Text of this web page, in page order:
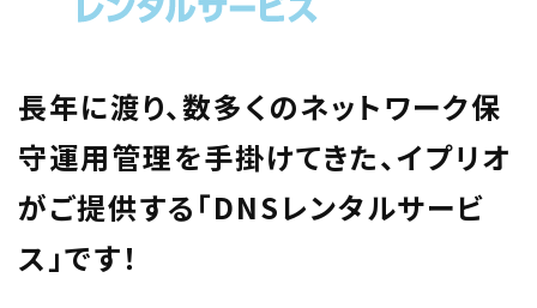
長年に渡り、数多くのネットワーク保
守運用管理を手掛けてきた、イプリオ
がご提供する「DNSレンタルサービ
ス」です！